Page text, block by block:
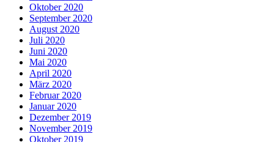
Oktober 2020
September 2020
August 2020
Juli 2020
Juni 2020
Mai 2020
April 2020
März 2020
Februar 2020
Januar 2020
Dezember 2019
November 2019
Oktober 2019